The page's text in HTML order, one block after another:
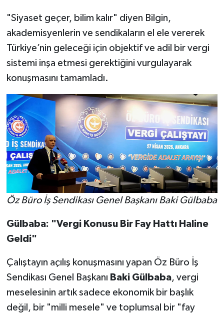
"Siyaset geçer, bilim kalır" diyen Bilgin,
akademisyenlerin ve sendikaların el ele vererek
Türkiye’nin geleceği için objektif ve adil bir vergi
sistemi inşa etmesi gerektiğini vurgulayarak
konuşmasını tamamladı.
Öz Büro İş Sendikası Genel Başkanı Baki Gülbaba
Gülbaba: "Vergi Konusu Bir Fay Hattı Haline
Geldi"
Çalıştayın açılış konuşmasını yapan Öz Büro İş
Sendikası Genel Başkanı Baki Gülbaba, vergi
meselesinin artık sadece ekonomik bir başlık
değil, bir "milli mesele" ve toplumsal bir "fay